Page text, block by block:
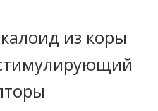
из коры